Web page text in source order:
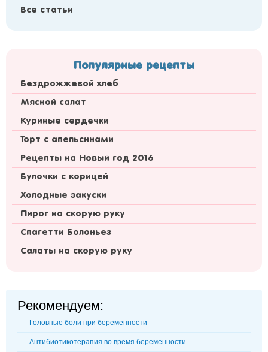
Все статьи
Популярные рецепты
Бездрожжевой хлеб
Мясной салат
Куриные сердечки
Торт с апельсинами
Рецепты на Новый год 2016
Булочки с корицей
Холодные закуски
Пирог на скорую руку
Спагетти Болоньез
Салаты на скорую руку
Рекомендуем:
Головные боли при беременности
Антибиотикотерапия во время беременности